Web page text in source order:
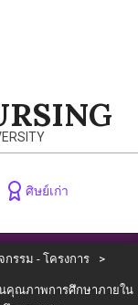
ศิษย์เก่า
กรรม - โครงการ >
คุณภาพการศึกษาภายใน